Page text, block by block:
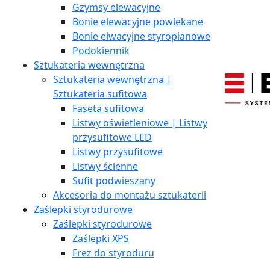
Gzymsy elewacyjne
Bonie elewacyjne powlekane
Bonie elwacyjne styropianowe
Podokiennik
Sztukateria wewnętrzna
Sztukateria wewnętrzna |
Sztukateria sufitowa
Faseta sufitowa
Listwy oświetleniowe | Listwy
przysufitowe LED
Listwy przysufitowe
Listwy ścienne
Sufit podwieszany
Akcesoria do montażu sztukaterii
Zaślepki styrodurowe
Zaślepki styrodurowe
Zaślepki XPS
Frez do styroduru